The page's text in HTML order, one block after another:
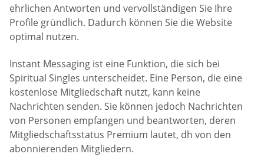
ehrlichen Antworten und vervollständigen Sie Ihre
Profile gründlich. Dadurch können Sie die Website
optimal nutzen.
Instant Messaging ist eine Funktion, die sich bei
Spiritual Singles unterscheidet. Eine Person, die eine
kostenlose Mitgliedschaft nutzt, kann keine
Nachrichten senden. Sie können jedoch Nachrichten
von Personen empfangen und beantworten, deren
Mitgliedschaftsstatus Premium lautet, dh von den
abonnierenden Mitgliedern.